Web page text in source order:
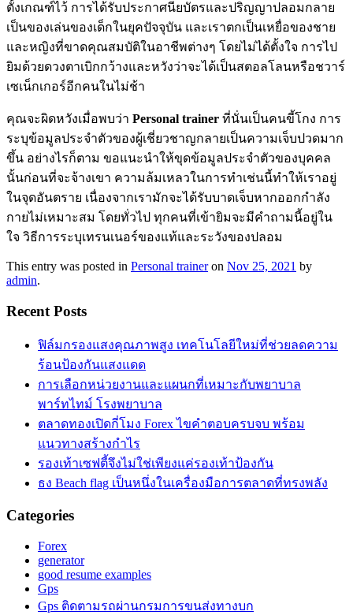
ตั้งเกณฑ์ไว้ การได้รับประกาศนียบัตรและปริญญาปลอมกลาย
เป็นของเล่นของเด็กในยุคปัจจุบัน และเราตกเป็นเหยื่อของชาย
และหญิงที่ขาดคุณสมบัติในอาชีพต่างๆ โดยไม่ได้ตั้งใจ การไป
ยิมด้วยดวงตาเบิกกว้างและหวังว่าจะได้เป็นสตอลโลนหรือชวาร์
เซเน็กเกอร์อีกคนในไม่ช้า
คุณจะผิดหวังเมื่อพบว่า Personal trainer ที่นั่นเป็นคนขี้โกง การ
ระบุข้อมูลประจำตัวของผู้เชี่ยวชาญกลายเป็นความเจ็บปวดมาก
ขึ้น อย่างไรก็ตาม ขอแนะนำให้ขุดข้อมูลประจำตัวของบุคคล
นั้นก่อนที่จะจ้างเขา ความล้มเหลวในการทำเช่นนี้ทำให้เราอยู่
ในจุดอันตราย เนื่องจากเรามักจะได้รับบาดเจ็บหากออกกำลัง
กายไม่เหมาะสม โดยทั่วไป ทุกคนที่เข้ายิมจะมีคำถามนี้อยู่ใน
ใจ วิธีการระบุเทรนเนอร์ของแท้และระวังของปลอม
This entry was posted in Personal traineron Nov 25, 2021 by
admin.
Recent Posts
ฟิล์มกรองแสงคุณภาพสูง เทคโนโลยีใหม่ที่ช่วยลดความ
ร้อนป้องกันแสงแดด
การเลือกหน่วยงานและแผนกที่เหมาะกับพยาบาล
พาร์ทไทม์ โรงพยาบาล
ตลาดทองเปิดกี่โมง Forex ไขคำตอบครบจบ พร้อม
แนวทางสร้างกำไร
รองเท้าเซฟตี้จึงไม่ใช่เพียงแค่รองเท้าป้องกัน
ธง Beach flag เป็นหนึ่งในเครื่องมือการตลาดที่ทรงพลัง
Categories
Forex
generator
good resume examples
Gps
Gps ติดตามรถผ่านกรมการขนส่งทางบก